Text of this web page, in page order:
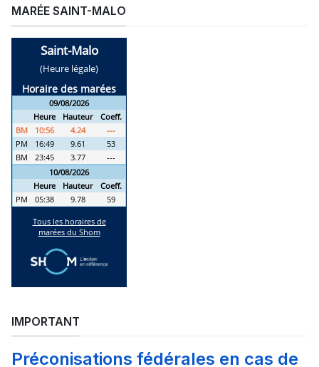
MARÉE SAINT-MALO
IMPORTANT
Préconisations fédérales en cas de